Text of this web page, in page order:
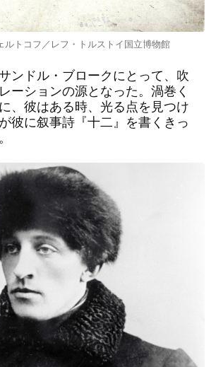
ルトコフ／レフ・トルストイ国立博物館
ンドル・ブロークにとって、吹
ーションの源となった。渦巻く
、彼はある時、光る点を見つけ
彼に叙事詩『十二』を書くきっ